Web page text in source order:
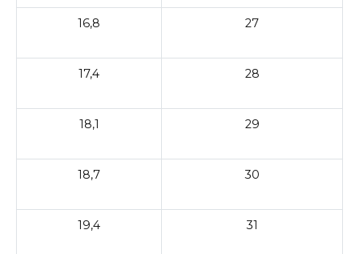
16,8 27
17,4 28
18,1 29
18,7 30
19,4 31